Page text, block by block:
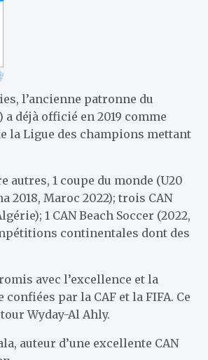
l’ancienne patronne du
déjà officié en 2019 comme
la Ligue des champions mettant
1 coupe du monde (U20
2018, Maroc 2022); trois CAN
1 CAN Beach Soccer (2022,
continentales dont des
avec l’excellence et la
par la CAF et la FIFA. Ce
Wyday-Al Ahly.
auteur d’une excellente CAN